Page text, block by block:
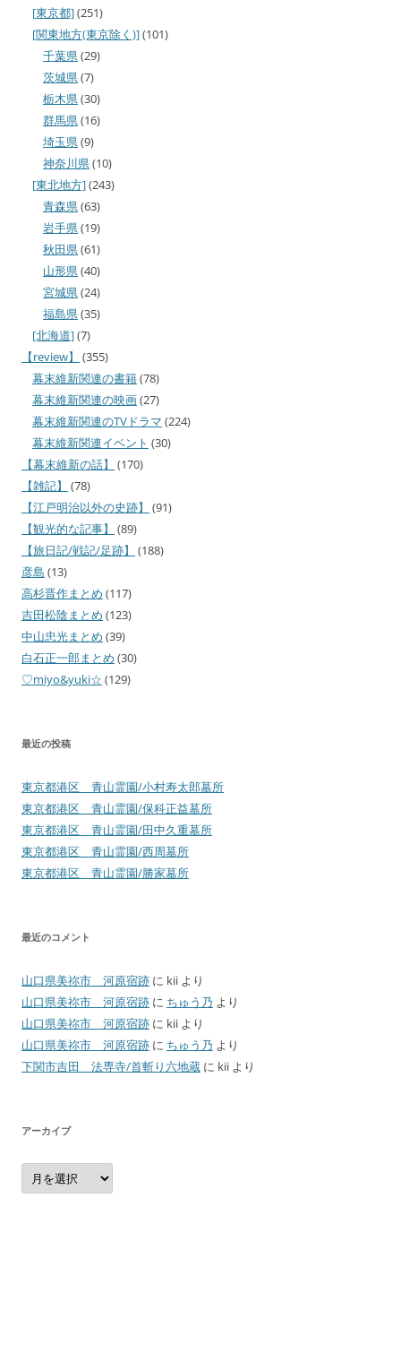
[東京都](251)
[関東地方(東京除く)](101)
千葉県(29)
茨城県(7)
栃木県(30)
群馬県(16)
埼玉県(9)
神奈川県(10)
[東北地方](243)
青森県(63)
岩手県(19)
秋田県(61)
山形県(40)
宮城県(24)
福島県(35)
[北海道](7)
【review】
(355)
幕末維新関連の書籍(78)
幕末維新関連の映画(27)
幕末維新関連のTVドラマ (224)
幕末維新関連イベント (30)
【幕末維新の話】
(170)
【雑記】
(78)
【江戸明治以外の史跡】
(91)
【観光的な記事】
(89)
【旅日記/戦記/足跡】
(188)
彦島 (13)
高杉晋作まとめ (117)
吉田松陰まとめ (123)
中山忠光まとめ (39)
白石正一郎まとめ (30)
♡miyo&yuki☆ (129)
最近の投稿
東京都港区 青山霊園/小村寿太郎墓所
東京都港区 青山霊園/保科正益墓所
東京都港区 青山霊園/田中久重墓所
東京都港区 青山霊園/西周墓所
東京都港区 青山霊園/勝家墓所
最近のコメント
山口県美祢市 河原宿跡 に kii より
山口県美祢市 河原宿跡 に ちゅう乃 より
山口県美祢市 河原宿跡 に kii より
山口県美祢市 河原宿跡 に ちゅう乃 より
下関市吉田 法専寺/首斬り六地蔵 に kii より
アーカイブ
ア
ー
カ